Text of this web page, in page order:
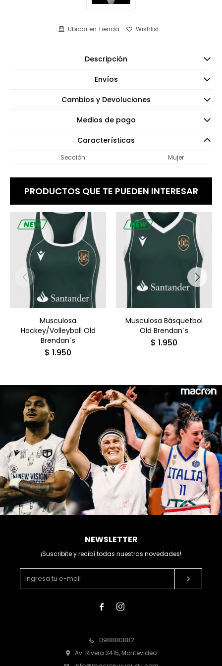
Ubicar en Tienda
Descripción
Envíos
Cambios y Devoluciones
Medios de pago
Características
Sección Mujer
PRODUCTOS QUE TE PUEDEN INTERESAR
Musculosa
Hockey/Volleyball Old
Brendan´s
$ 1.950
Musculosa Básquetbol
Old Brendan´s
$ 1.950
098880882
Av. Rivera 3415, Montevideo
NEWSLETTER
¡Suscribite y recibí todas nuestras novedades!
 